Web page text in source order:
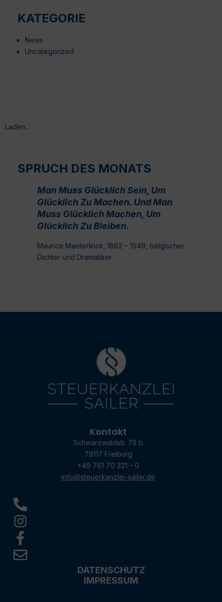
KATEGORIE
News
Uncategorized
Laden...
SPRUCH DES MONATS
Man Muss Glücklich Sein, Um
Glücklich Zu Machen. Und Man
Muss Glücklich Machen, Um
Glücklich Zu Bleiben.
Maurice Maeterlinck; 1862 – 1949, belgischer
Dichter und Dramatiker
Kontakt
Schwarzwaldstr. 78 b
79117 Freiburg
+49 761 70 321 – 0
info@steuerkanzlei-sailer.de
DATENSCHUTZ
IMPRESSUM